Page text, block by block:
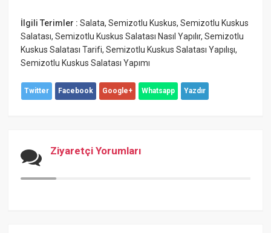
İlgili Terimler :Salata,Semizotlu Kuskus,Semizotlu Kuskus
Salatası,Semizotlu Kuskus Salatası Nasıl Yapılır,Semizotlu
Kuskus Salatası Tarifi,Semizotlu Kuskus Salatası Yapılışı,
Semizotlu Kuskus Salatası Yapımı
Twitter Facebook Google+ Whatsapp Yazdır
Ziyaretçi Yorumları